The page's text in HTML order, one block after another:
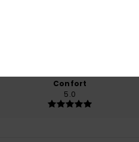
Confort
5.0